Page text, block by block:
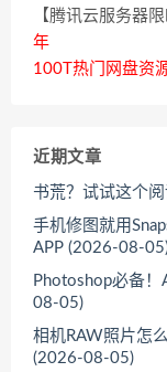
【腾讯云服务器限
年
100T热门网盘资
近期文章
书荒？试试这个
手机修图就用
APP (2026-08-
Photoshop必备！
08-05)
相机RAW照片怎
(2026-08-05)